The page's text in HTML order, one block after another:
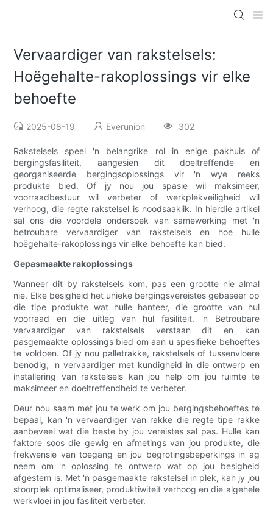
Vervaardiger van rakstelsels:
Hoëgehalte-rakoplossings vir elke
behoefte
2025-08-19 Everunion 302
Rakstelsels speel 'n belangrike rol in enige pakhuis of
bergingsfasiliteit, aangesien dit doeltreffende en
georganiseerde bergingsoplossings vir 'n wye reeks
produkte bied. Of jy nou jou spasie wil maksimeer,
voorraadbestuur wil verbeter of werkplekveiligheid wil
verhoog, die regte rakstelsel is noodsaaklik. In hierdie artikel
sal ons die voordele ondersoek van samewerking met 'n
betroubare vervaardiger van rakstelsels en hoe hulle
hoëgehalte-rakoplossings vir elke behoefte kan bied.
Gepasmaakte rakoplossings
Wanneer dit by rakstelsels kom, pas een grootte nie almal
nie. Elke besigheid het unieke bergingsvereistes gebaseer op
die tipe produkte wat hulle hanteer, die grootte van hul
voorraad en die uitleg van hul fasiliteit. 'n Betroubare
vervaardiger van rakstelsels verstaan dit en kan
pasgemaakte oplossings bied om aan u spesifieke behoeftes
te voldoen. Of jy nou palletrakke, rakstelsels of tussenvloere
benodig, 'n vervaardiger met kundigheid in die ontwerp en
installering van rakstelsels kan jou help om jou ruimte te
maksimeer en doeltreffendheid te verbeter.
Deur nou saam met jou te werk om jou bergingsbehoeftes te
bepaal, kan 'n vervaardiger van rakke die regte tipe rakke
aanbeveel wat die beste by jou vereistes sal pas. Hulle kan
faktore soos die gewig en afmetings van jou produkte, die
frekwensie van toegang en jou begrotingsbeperkings in ag
neem om 'n oplossing te ontwerp wat op jou besigheid
afgestem is. Met 'n pasgemaakte rakstelsel in plek, kan jy jou
stoorplek optimaliseer, produktiwiteit verhoog en die algehele
werkvloei in jou fasiliteit verbeter.